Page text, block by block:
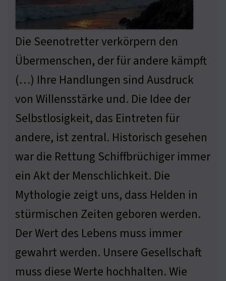
Die Seenotretter verkörpern den
Übermenschen, der für andere kämpft
(…) Ihre Handlungen sind Ausdruck
von Willensstärke und. Die Idee der
Selbstlosigkeit, das Eintreten für
andere, ist zentral. Historisch gesehen
war die Rettung Schiffbrüchiger immer
ein Akt der Menschlichkeit. Die
Mythologie zeigt uns, dass Helden in
stürmischen Zeiten geboren werden.
Der Wert des Lebens muss immer
gewahrt werden. Unsere Gesellschaft
muss diese Werte hochhalten. Wie